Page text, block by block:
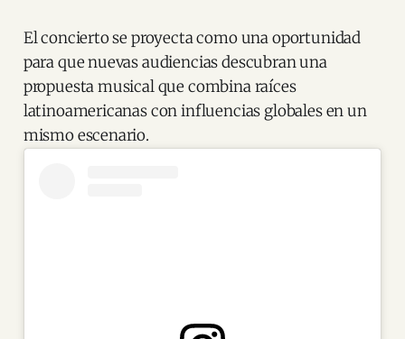
El concierto se proyecta como una oportunidad
para que nuevas audiencias descubran una
propuesta musical que combina raíces
latinoamericanas con influencias globales en un
mismo escenario.